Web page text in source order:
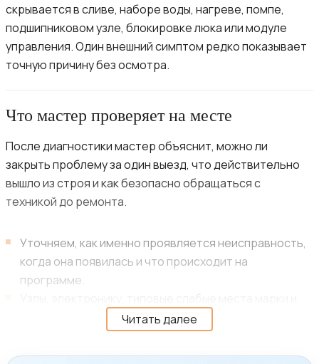
скрывается в сливе, наборе воды, нагреве, помпе,
подшипниковом узле, блокировке люка или модуле
управления. Один внешний симптом редко показывает
точную причину без осмотра.
Что мастер проверяет на месте
После диагностики мастер объяснит, можно ли
закрыть проблему за один выезд, что действительно
вышло из строя и как безопасно обращаться с
техникой до ремонта.
Уточняем, как именно проявляется неисправность,
когда она появилась и что происходит на
программе.
условия, при которых техника ведёт себя
Стоимость и следующий шаг согласуем только
Читать далее